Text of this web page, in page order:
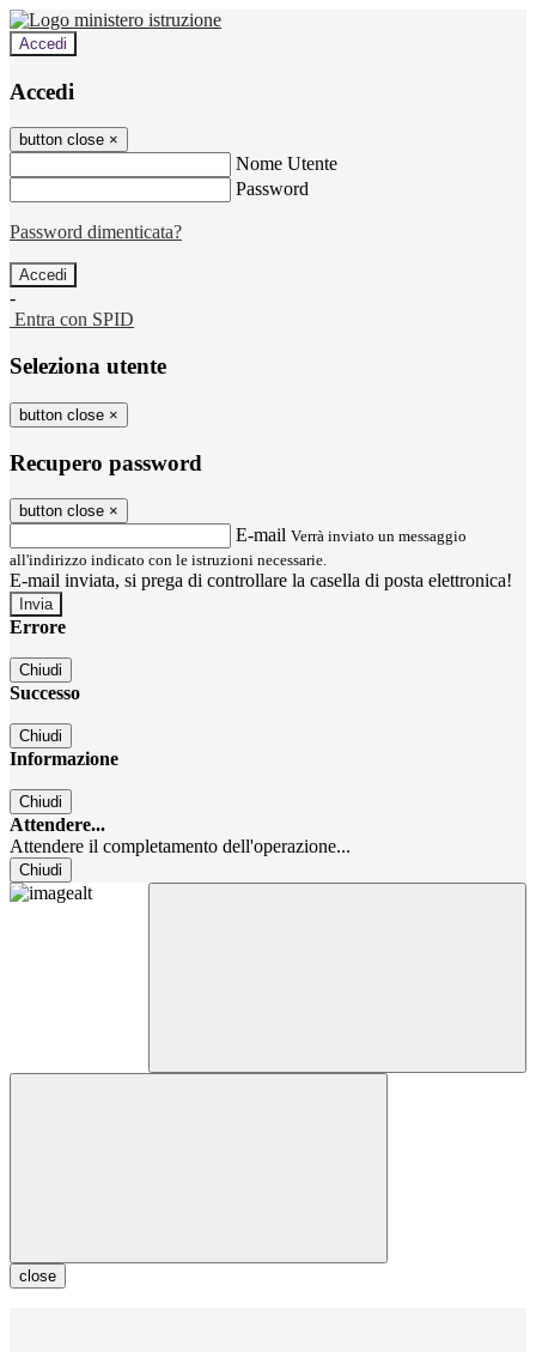
Accedi
Accedi
button close ×
Nome Utente
Password
Password dimenticata?
-
Entra con SPID
Seleziona utente
button close ×
Recupero password
button close ×
E-mail Verrà inviato un messaggio
all'indirizzo indicato con le istruzioni necessarie.
E-mail inviata, si prega di controllare la casella di posta elettronica!
Errore
Chiudi
Successo
Chiudi
Informazione
Chiudi
Attendere...
Attendere il completamento dell'operazione...
Chiudi
close